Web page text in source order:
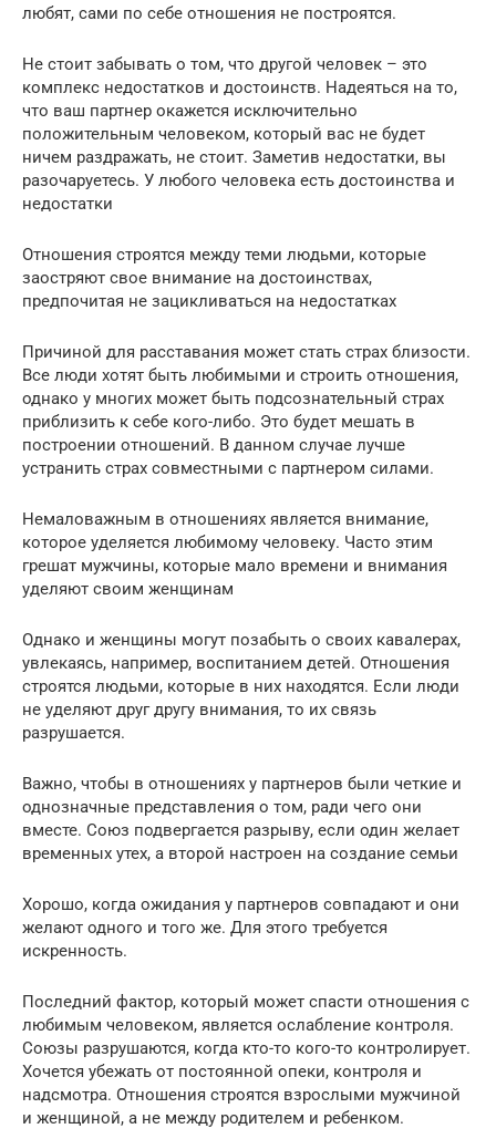
любят, сами по себе отношения не построятся.
Не стоит забывать о том, что другой человек – это
комплекс недостатков и достоинств. Надеяться на то,
что ваш партнер окажется исключительно
положительным человеком, который вас не будет
ничем раздражать, не стоит. Заметив недостатки, вы
разочаруетесь. У любого человека есть достоинства и
недостатки
Отношения строятся между теми людьми, которые
заостряют свое внимание на достоинствах,
предпочитая не зацикливаться на недостатках
Причиной для расставания может стать страх близости.
Все люди хотят быть любимыми и строить отношения,
однако у многих может быть подсознательный страх
приблизить к себе кого-либо. Это будет мешать в
построении отношений. В данном случае лучше
устранить страх совместными с партнером силами.
Немаловажным в отношениях является внимание,
которое уделяется любимому человеку. Часто этим
грешат мужчины, которые мало времени и внимания
уделяют своим женщинам
Однако и женщины могут позабыть о своих кавалерах,
увлекаясь, например, воспитанием детей. Отношения
строятся людьми, которые в них находятся. Если люди
не уделяют друг другу внимания, то их связь
разрушается.
Важно, чтобы в отношениях у партнеров были четкие и
однозначные представления о том, ради чего они
вместе. Союз подвергается разрыву, если один желает
временных утех, а второй настроен на создание семьи
Хорошо, когда ожидания у партнеров совпадают и они
желают одного и того же. Для этого требуется
искренность.
Последний фактор, который может спасти отношения с
любимым человеком, является ослабление контроля.
Союзы разрушаются, когда кто-то кого-то контролирует.
Хочется убежать от постоянной опеки, контроля и
надсмотра. Отношения строятся взрослыми мужчиной
и женщиной, а не между родителем и ребенком.